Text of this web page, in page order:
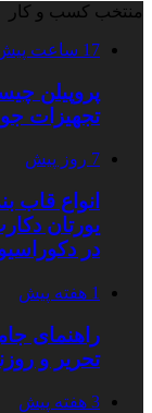
منتخب کسب و کار
17 ساعت پیش
پروپیلن
تجهیزات
7 روز پیش
انواع قاب
یورتان
در
1 هفته پیش
راهنمای
تحریر و
3 هفته پیش